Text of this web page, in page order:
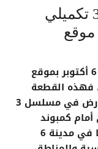
قطعة أرض للبيع مسلسل 3 تكميلي
أكتوبر | موقع
بموقع
فهذه القطعة
في
مسلسل 3
كمبوند
، وهو من أكثر المواقع طلبًا في مدينة 6